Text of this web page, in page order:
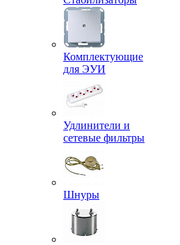
Комплектующие
для ЭУИ
Удлинители и
сетевые фильтры
Шнуры